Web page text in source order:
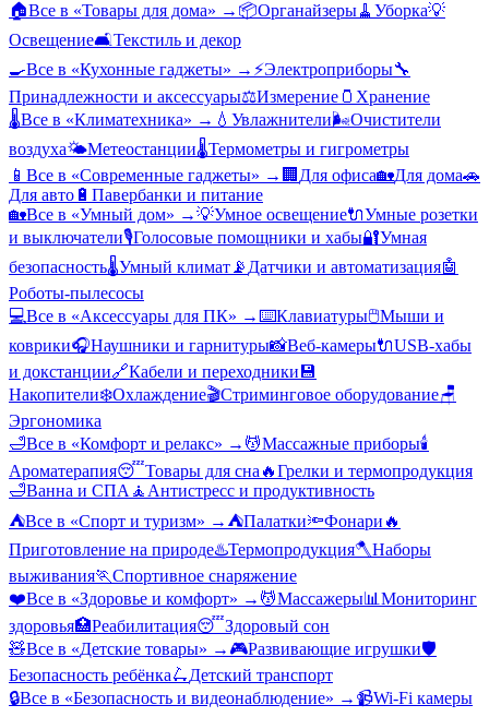
🏠Все в «Товары для дома» → 📦Органайзеры🧹 Уборка💡
Освещение🛋️Текстиль и декор
🍳Все в «Кухонные гаджеты» → ⚡Электроприборы🔧
Принадлежности и аксессуары⚖️Измерение 🫙 Хранение
🌡️Все в «Климатехника» → 💧 Увлажнители🌬️Очистители
воздуха🌤️Метеостанции🌡️Термометры и гигрометры
📱 Все в «Современные гаджеты» → 🏢 Для офиса🏡Для дома🚗
Для авто 🔋 Павербанки и питание
🏡Все в «Умный дом» →💡Умное освещение🔌Умные розетки
и выключатели🎙️Голосовые помощники и хабы🔐Умная
безопасность🌡️Умный климат 📡 Датчики и автоматизация🤖
Роботы-пылесосы
💻Все в «Аксессуары для ПК» →⌨️Клавиатуры🖱️Мыши и
коврики🎧Наушники и гарнитуры📸Веб-камеры🔌USB-хабы
и докстанции🔗Кабели и переходники 💾
Накопители❄️Охлаждение🎬Стриминговое оборудование🪑
Эргономика
🛁Все в «Комфорт и релакс» → 💆Массажные приборы🕯️
Ароматерапия😴Товары для сна 🔥Грелки и термопродукция
🛁Ванна и СПА 🧘 Антистресс и продуктивность
⛺Все в «Спорт и туризм» → ⛺Палатки🔦Фонари 🔥
Приготовление на природе♨️Термопродукция🪓Наборы
выживания🏃Спортивное снаряжение
❤️Все в «Здоровье и комфорт» → 💆Массажеры📊 Мониторинг
здоровья🏥Реабилитация😴Здоровый сон
🧸Все в «Детские товары» → 🎮Развивающие игрушки🛡️
Безопасность ребёнка🛴Детский транспорт
🔒Все в «Безопасность и видеонаблюдение» → 📹Wi-Fi камеры